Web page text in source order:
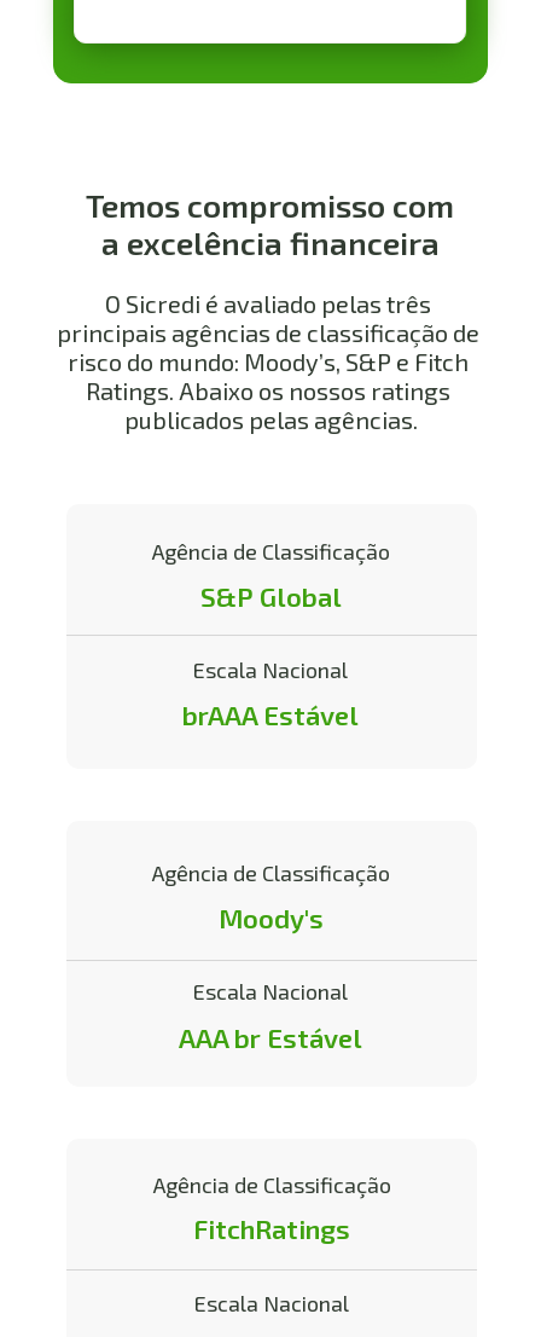
Temos compromisso com
a excelência financeira
O Sicredi é avaliado pelas três
principais agências de classificação de
risco do mundo: Moody’s, S&P e Fitch
Ratings. Abaixo os nossos ratings
publicados pelas agências.
Agência de Classificação
Agência de Classificação
Agência de Classificação
Moody's
FitchRatings
S&P Global
Escala Nacional
Escala Nacional
Escala Nacional
AAA br Estável
brAAA Estável